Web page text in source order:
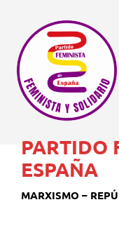
PARTIDO
ESPAÑA
MARXISMO –